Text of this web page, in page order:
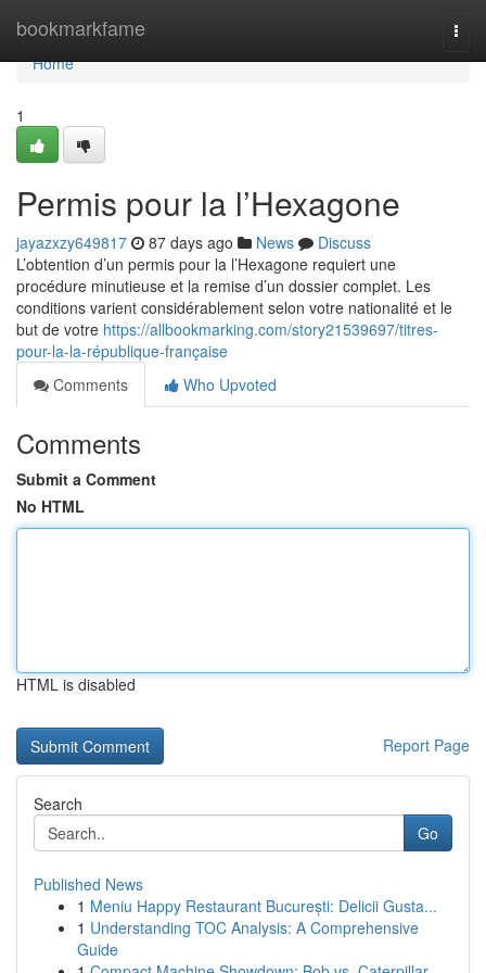
bookmarkfame
Home
Home
1
Permis pour la l’Hexagone
jayazxzy649817 87 days ago News
Discuss
L’obtention d’un permis pour la l’Hexagone requiert une
procédure minutieuse et la remise d’un dossier complet. Les
conditions varient considérablement selon votre nationalité et le
but de votre https://allbookmarking.com/story21539697/titres-
pour-la-la-république-française
Comments
Who Upvoted
Comments
Submit a Comment
No HTML
HTML is disabled
Report Page
Search
Go
Published News
1 Meniu Happy Restaurant București: Delicii Gusta...
1 Understanding TOC Analysis: A Comprehensive
Guide